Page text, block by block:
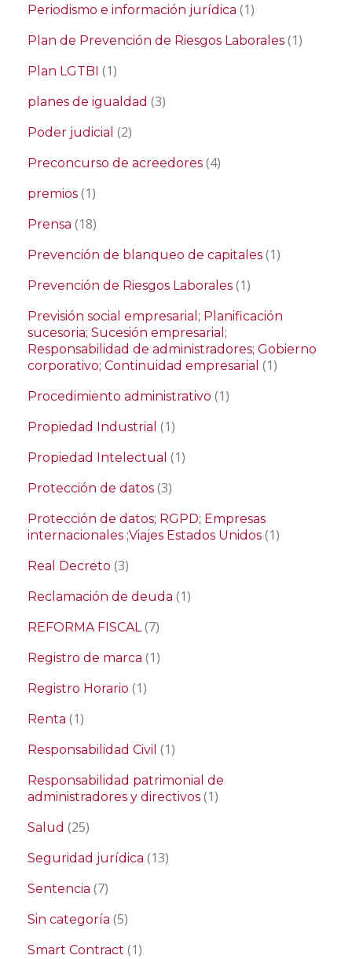
Periodismo e información jurídica (1)
Plan de Prevención de Riesgos Laborales (1)
Plan LGTBI (1)
planes de igualdad (3)
Poder judicial (2)
Preconcurso de acreedores (4)
premios (1)
Prensa (18)
Prevención de blanqueo de capitales (1)
Prevención de Riesgos Laborales (1)
Previsión social empresarial; Planificación
sucesoria; Sucesión empresarial;
Responsabilidad de administradores; Gobierno
corporativo; Continuidad empresarial (1)
Procedimiento administrativo (1)
Propiedad Industrial (1)
Propiedad Intelectual (1)
Protección de datos (3)
Protección de datos; RGPD; Empresas
internacionales ;Viajes Estados Unidos (1)
Real Decreto (3)
Reclamación de deuda (1)
REFORMA FISCAL(7)
Registro de marca (1)
Registro Horario (1)
Renta (1)
Responsabilidad Civil (1)
Responsabilidad patrimonial de
administradores y directivos (1)
Salud (25)
Seguridad jurídica (13)
Sentencia (7)
Sin categoría (5)
Smart Contract (1)